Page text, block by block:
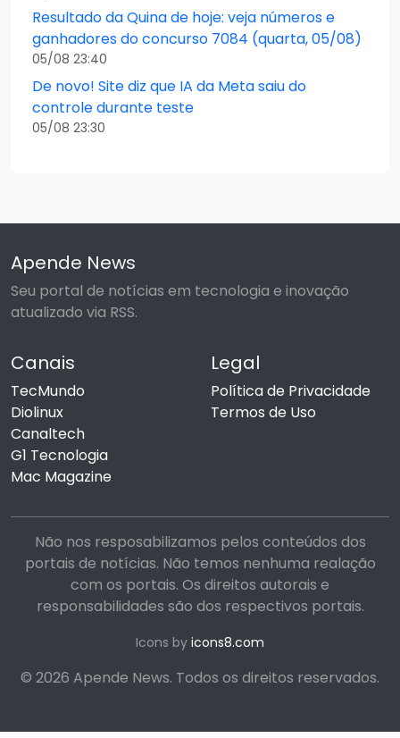
Resultado da Quina de hoje: veja números e
ganhadores do concurso 7084 (quarta, 05/08)
05/08 23:40
De novo! Site diz que IA da Meta saiu do
controle durante teste
05/08 23:30
Apende News
Seu portal de notícias em tecnologia e inovação
atualizado via RSS.
Canais
TecMundo
Diolinux
Canaltech
G1 Tecnologia
Mac Magazine
Legal
Política de Privacidade
Termos de Uso
Não nos resposabilizamos pelos conteúdos dos
portais de notícias. Não temos nenhuma realação
com os portais. Os direitos autorais e
responsabilidades são dos respectivos portais.
Icons by icons8.com
© 2026 Apende News. Todos os direitos reservados.